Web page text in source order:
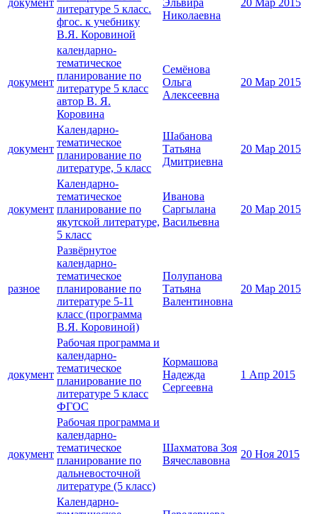
документ
литературе 5 класс.
фгос. к учебнику
В.Я. Коровиной
Эльвира
Николаевна
20 Мар 2015
документ
календарно-
тематическое
планирование по
литературе 5 класс
автор В. Я.
Коровина
Семёнова
Ольга
Алексеевна
20 Мар 2015
документ
Календарно-
тематическое
планирование по
литературе, 5 класс
Шабанова
Татьяна
Дмитриевна
20 Мар 2015
документ
Календарно-
тематическое
планирование по
якутской литературе,
5 класс
Иванова
Саргылана
Васильевна
20 Мар 2015
разное
Развёрнутое
календарно-
тематическое
планирование по
литературе 5-11
класс (программа
В.Я. Коровиной)
Полупанова
Татьяна
Валентиновна
20 Мар 2015
документ
Рабочая программа и
календарно-
тематическое
планирование по
литературе 5 класс
ФГОС
Кормашова
Надежда
Сергеевна
1 Апр 2015
документ
Рабочая программа и
календарно-
тематическое
планирование по
дальневосточной
литературе (5 класс)
Шахматова Зоя
Вячеславовна
20 Ноя 2015
Календарно-